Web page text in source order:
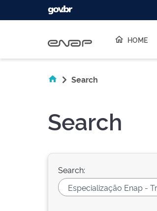
HOME
Search
Search
Search: